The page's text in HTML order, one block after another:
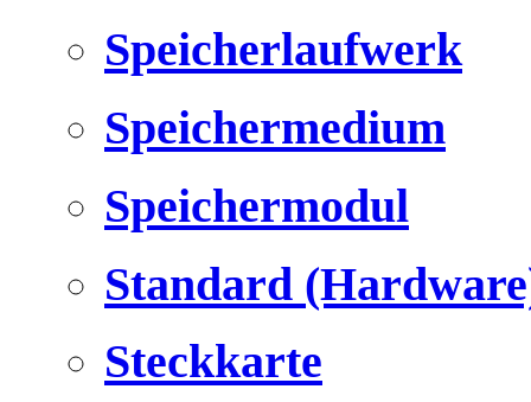
Speicherlaufwerk
Speichermedium
Speichermodul
Standard
Steckkarte